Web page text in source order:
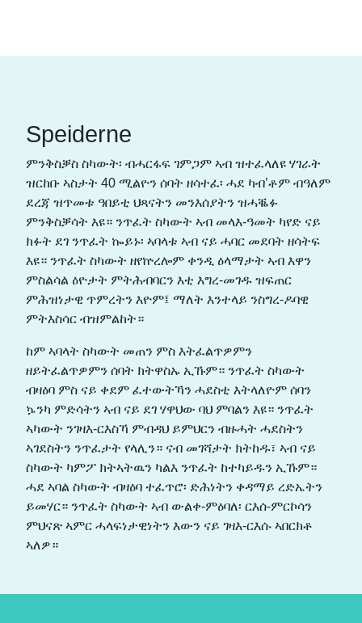
Speiderne
ምንቅስቓስ ስካውት፡ ብሓርፋፍ ገምጋም ኣብ ዝተፈላለዩ ሃገራት
ዝርከቡ ኣስታት 40 ሚልዮን ሰባት ዘሳተፈ፡ ሓደ ካብ’ቶም ብዓለም
ደረጃ ዝጥመቱ ዓበይቲ ህጻናትን መንእሰያትን ዝሓቘፉ
ምንቅስቓሳት እዩ። ንጥፈት ስካውት ኣብ መላእ-ዓመት ካየድ ናይ
ክፉት ደገ ንጥፈት ኰይኑ፡ ኣባላቱ ኣብ ናይ ሓባር መደባት ዘሳትፍ
እዩ። ንጥፈት ስካውት ዘየኵረሎም ቀንዲ ዕላማታት ኣብ እዋን
ምስልሳል ዕዮታት ምትሕብባርን እቲ እግረ-መገዱ ዝፍጠር
ምሕዝነታዊ ጥምረትን እዮም፤ ማለት እንተላይ ንስግረ-ዶባዊ
ምትእስሳር ብዝምልከት።
ከም ኣባላት ስካውት መጠን ምስ እትፈልጥዎምን
ዘይትፈልጥዎምን ሰባት ክትዋስኡ ኢኹም። ንጥፈት ስካውት
ብዛዕባ ምስ ናይ ቀደም ፈተውትኻን ሓደስቲ እትላለዮም ሰባን
ኴንካ ምድሳትን ኣብ ናይ ደገ ሃዋህው ባህ ምባልን እዩ። ንጥፈት
ኣካውት ንገዛእ-ርእስኻ ምብዳህ ይምህርን ብዙሓት ሓደስትን
ኣገደስትን ንጥፈታት የላሊን። ናብ መገሻታት ክትከዱ፣ ኣብ ናይ
ስካውት ካምፖ ክትኣትዉን ካልእ ንጥፈት ከተካይዱን ኢኹም።
ሓደ ኣባል ስካውት ብዛዕባ ተፈጥሮ፡ ድሕነትን ቀዳማይ ረድኤትን
ይመሃር። ንጥፈት ስካውት ኣብ ውልቀ-ምዕባለ፡ ርእሰ-ምርኮሳን
ምህናጽ ኣምር ሓላፍነታዊነትን እውን ናይ ገዛእ-ርእሱ ኣበርክቶ
ኣለዎ።